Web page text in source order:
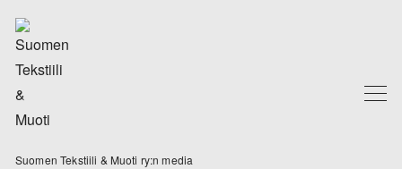
Suomen Tekstiili & Muoti ry:n media